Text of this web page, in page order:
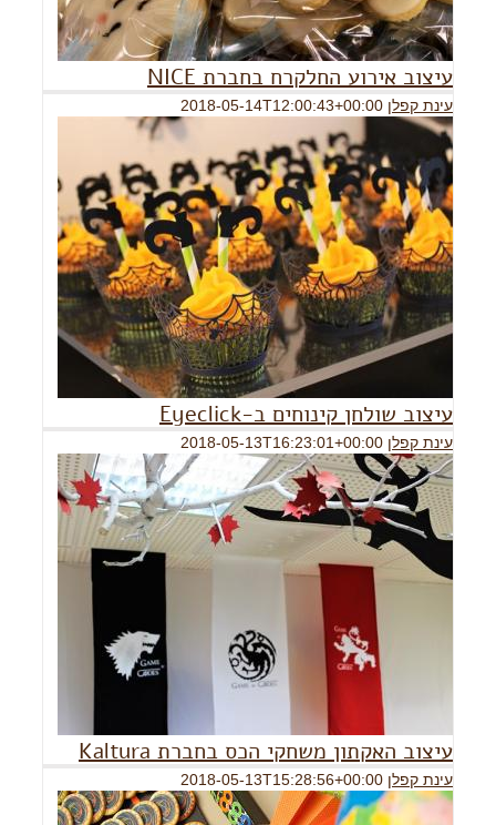
עיצוב אירוע החלקרח בחברת NICE
עינת קפלן 2018-05-14T12:00:43+00:00
עיצוב שולחן קינוחים ב-Eyeclick
עינת קפלן 2018-05-13T16:23:01+00:00
עיצוב האקתון משחקי הכס בחברת Kaltura
עינת קפלן 2018-05-13T15:28:56+00:00